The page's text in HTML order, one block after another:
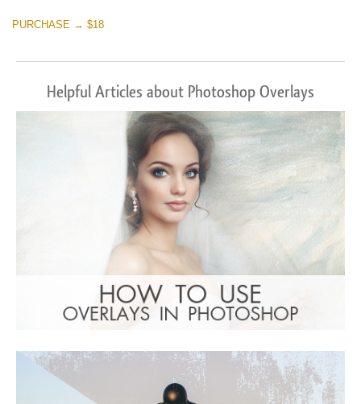
PURCHASE → $18
Helpful Articles about Photoshop Overlays